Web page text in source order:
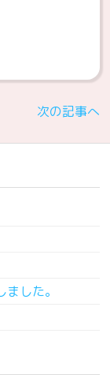
次の記事へ
した。